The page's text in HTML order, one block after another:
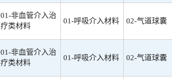
01-非血管介入治
疗类材料
01-呼吸介入材料 02-气道球囊
01-非血管介入治
疗类材料
01-呼吸介入材料 02-气道球囊